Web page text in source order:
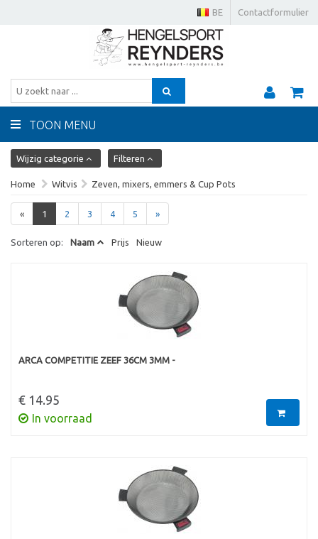
Contactformulier
BE
TOON MENU
Wijzig categorie Filteren
Home Witvis Zeven, mixers, emmers & Cup Pots
« 1 2 3 4 5 »
Sorteren op: Naam Prijs Nieuw
ARCA COMPETITIE ZEEF 36CM 3MM -
€ 14.95
In voorraad